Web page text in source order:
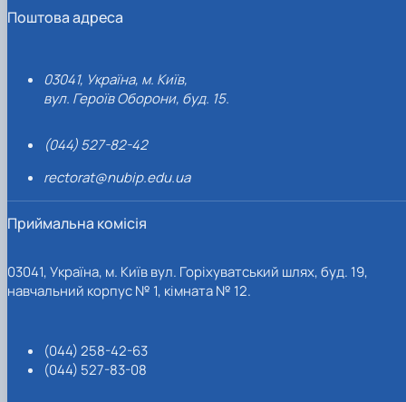
Поштова адреса
03041, Україна, м. Київ,
вул. Героїв Оборони, буд. 15.
(044) 527-82-42
rectorat@nubip.edu.ua
Приймальна комісія
03041, Україна, м. Київ вул. Горіхуватський шлях, буд. 19,
навчальний корпус № 1, кімната № 12.
(044) 258-42-63
(044) 527-83-08